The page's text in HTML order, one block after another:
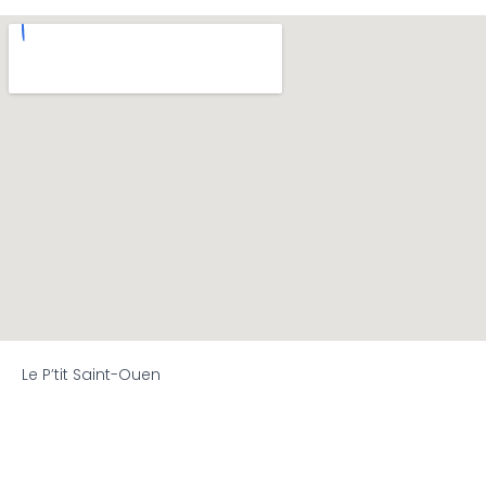
Le P’tit Saint-Ouen